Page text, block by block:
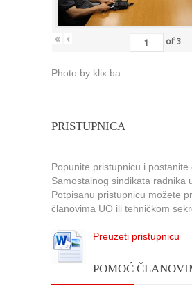
« ‹ of 3
Photo by klix.ba
PRISTUPNICA
Popunite pristupnicu i postanite
Samostalnog sindikata radnika
Potpisanu pristupnicu možete
članovima UO ili tehničkom
Preuzeti pristupnicu
POMOĆ